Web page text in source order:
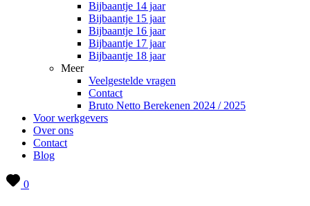
Bijbaantje 14 jaar
Bijbaantje 15 jaar
Bijbaantje 16 jaar
Bijbaantje 17 jaar
Bijbaantje 18 jaar
Meer
Veelgestelde vragen
Contact
Bruto Netto Berekenen 2024 / 2025
Voor werkgevers
Over ons
Contact
Blog
0